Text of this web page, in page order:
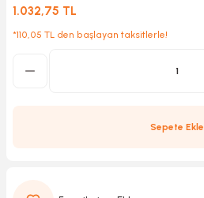
1.032,75 TL
*110,05 TL den başlayan taksitlerle!
Sepete Ekle